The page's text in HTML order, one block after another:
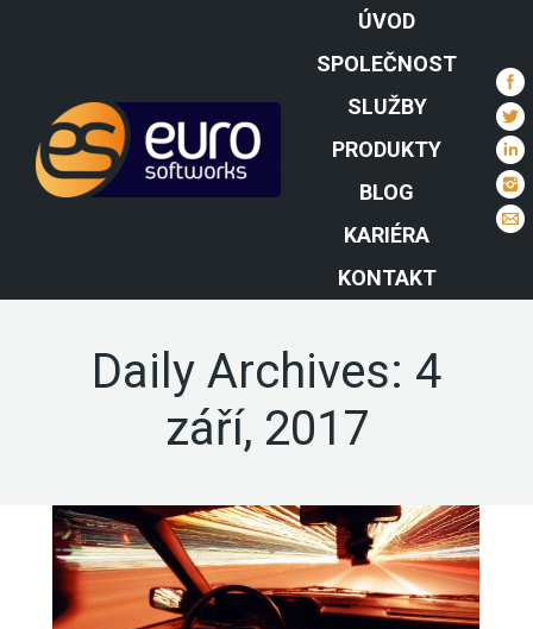
ÚVOD
SPOLEČNOST
SLUŽBY
PRODUKTY
BLOG
KARIÉRA
KONTAKT
Daily Archives: 4
září, 2017